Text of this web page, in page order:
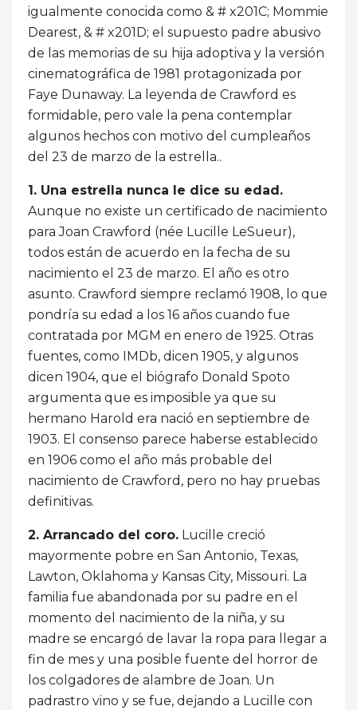
igualmente conocida como & # x201C; Mommie
Dearest, & # x201D; el supuesto padre abusivo
de las memorias de su hija adoptiva y la versión
cinematográfica de 1981 protagonizada por
Faye Dunaway. La leyenda de Crawford es
formidable, pero vale la pena contemplar
algunos hechos con motivo del cumpleaños
del 23 de marzo de la estrella..
1. Una estrella nunca le dice su edad.
Aunque no existe un certificado de nacimiento
para Joan Crawford (née Lucille LeSueur),
todos están de acuerdo en la fecha de su
nacimiento el 23 de marzo. El año es otro
asunto. Crawford siempre reclamó 1908, lo que
pondría su edad a los 16 años cuando fue
contratada por MGM en enero de 1925. Otras
fuentes, como IMDb, dicen 1905, y algunos
dicen 1904, que el biógrafo Donald Spoto
argumenta que es imposible ya que su
hermano Harold era nació en septiembre de
1903. El consenso parece haberse establecido
en 1906 como el año más probable del
nacimiento de Crawford, pero no hay pruebas
definitivas.
2. Arrancado del coro. Lucille creció
mayormente pobre en San Antonio, Texas,
Lawton, Oklahoma y Kansas City, Missouri. La
familia fue abandonada por su padre en el
momento del nacimiento de la niña, y su
madre se encargó de lavar la ropa para llegar a
fin de mes y una posible fuente del horror de
los colgadores de alambre de Joan. Un
padrastro vino y se fue, dejando a Lucille con